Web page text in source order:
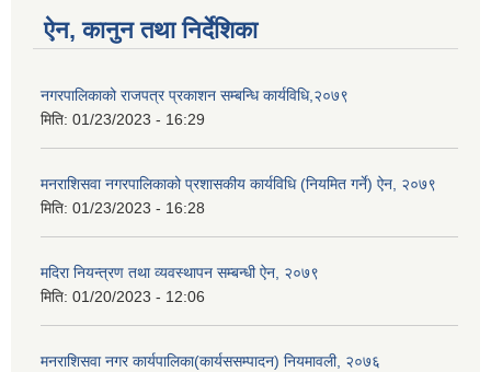
ऐन, कानुन तथा निर्देशिका
नगरपालिकाको राजपत्र प्रकाशन सम्बन्धि कार्यविधि,२०७९
मिति: 01/23/2023 - 16:29
मनराशिसवा नगरपालिकाको प्रशासकीय कार्यविधि (नियमित गर्ने) ऐन, २०७९
मिति: 01/23/2023 - 16:28
मदिरा नियन्त्रण तथा व्यवस्थापन सम्बन्धी ऐन, २०७९
मिति: 01/20/2023 - 12:06
मनराशिसवा नगर कार्यपालिका(कार्यससम्पादन) नियमावली, २०७६